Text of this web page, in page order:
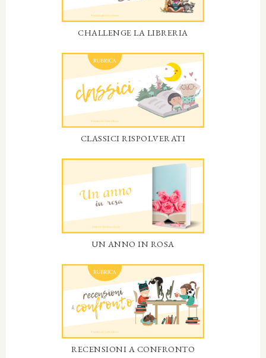
CHALLENGE LA LIBRERIA
CLASSICI RISPOLVERATI
UN ANNO IN ROSA
RECENSIONI A CONFRONTO